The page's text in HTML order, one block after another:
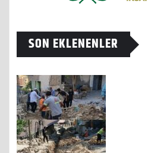
SON EKLENENLER